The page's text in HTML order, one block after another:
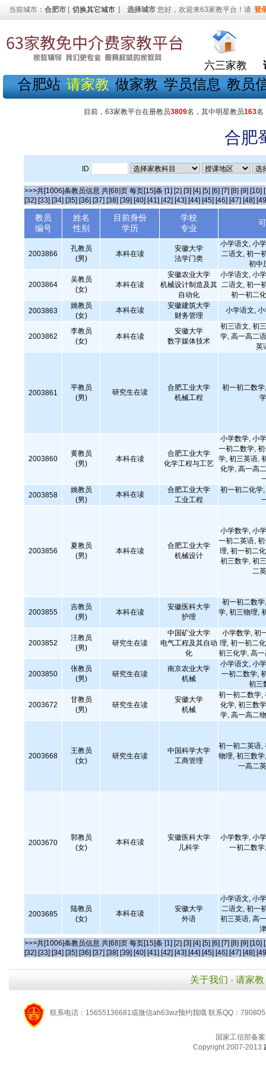
当前城市： 合肥市 [ 切换其它城市 ] 选择城市 您好，欢迎来63家教平台！请 登
六三家教
合肥站 请家教 做家教 学员信息 教员
目前，63家教平台在册教员3809名，其中明星教员163名
合肥
ID
>>>共[1006]条教员信息 共[68]页 每页[15]条 [1] [2] [3] [4] [5] [6] [7] [8] [9] [10]
[32] [33] [34] [35] [36] [37] [38] [39] [40] [41] [42] [43] [44] [45] [46] [47] [48]
教员
编号
姓名
性别
目前身份
学历
学校
专业
2003866
孔教员
(男)
本科在读
安徽大学
法学门类
小学语文, 小
二语文, 初一
初中
2003864
吴教员
(女)
本科在读
安徽农业大学
机械设计制造及其
自动化
小学语文, 小
二语文, 初一
初一初二
2003863
姚教员
(女)
本科在读
安徽建筑大学
财务管理
小学语文,
2003862
李教员
(女)
本科在读
安徽大学
数字媒体技术
初三语文, 初
学, 高一高二
英
2003861
平教员
(男)
研究生在读
合肥工业大学
机械工程
初一初二数
2003860
黄教员
(男)
本科在读
合肥工业大学
化学工程与工艺
小学数学, 小
一初二数学,
学, 初三英语,
化学, 高一高
2003858
姚教员
(男)
本科在读
合肥工业大学
工业工程
初一初二化学
2003856
夏教员
(男)
本科在读
合肥工业大学
机械设计
小学数学, 小
一初二英语,
理, 初一初二
初三数学, 初
二
2003855
吉教员
(男)
本科在读
安徽医科大学
护理
初一初二数
学, 初三物理,
2003852
汪教员
(男)
研究生在读
中国矿业大学
电气工程及其自动
化
小学数学, 初
理, 初一初二
初三化学, 高
2003850
张教员
(男)
研究生在读
南京农业大学
机械
小学语文, 小
一初二数学,
初三
2003672
甘教员
(男)
研究生在读
安徽大学
机械
初一初二数学,
化学, 初三数
学, 高一高二
2003668
王教员
(女)
研究生在读
中国科学大学
工商管理
初一初二英语,
物理, 初三数
一高二
2003670
郭教员
(女)
本科在读
安徽医科大学
儿科学
小学数学, 小
一初二数
2003685
陆教员
(女)
本科在读
安徽大学
外语
小学语文, 小
二语文, 初一
初三英语, 高
>>>共[1006]条教员信息 共[68]页 每页[15]条 [1] [2] [3] [4] [5] [6] [7] [8] [9] [10]
[32] [33] [34] [35] [36] [37] [38] [39] [40] [41] [42] [43] [44] [45] [46] [47] [48]
关于我们 - 请家教
联系电话：15655136681或微信ah63wz预约我哦 联系QQ：
国家工信部备
Copyright 2007-2013